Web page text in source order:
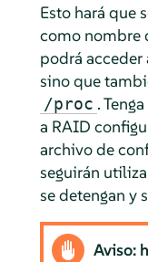
Esto hará que
como nombre
podrá
sino que
/proc .
a RAID
archivo de
seguirán
se detengan y
Aviso: